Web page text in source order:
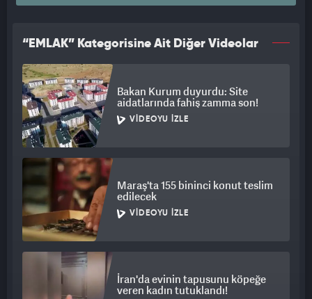
“EMLAK” Kategorisine Ait Diğer Videolar
Bakan Kurum duyurdu: Site
aidatlarında fahiş zamma son!
VIDEOYU İZLE
Maraş'ta 155 bininci konut teslim
edilecek
VIDEOYU İZLE
İran'da evinin tapusunu köpeğe
veren kadın tutuklandı!